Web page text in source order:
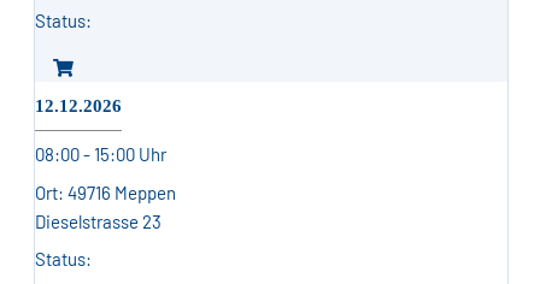
12.12.2026
08:00 - 15:00 Uhr
49716 Meppen
Dieselstrasse 23